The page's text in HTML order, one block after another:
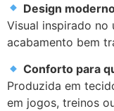
Design
Visual inspirado no
acabamento bem
Conforto para
Produzida em
em jogos, treinos